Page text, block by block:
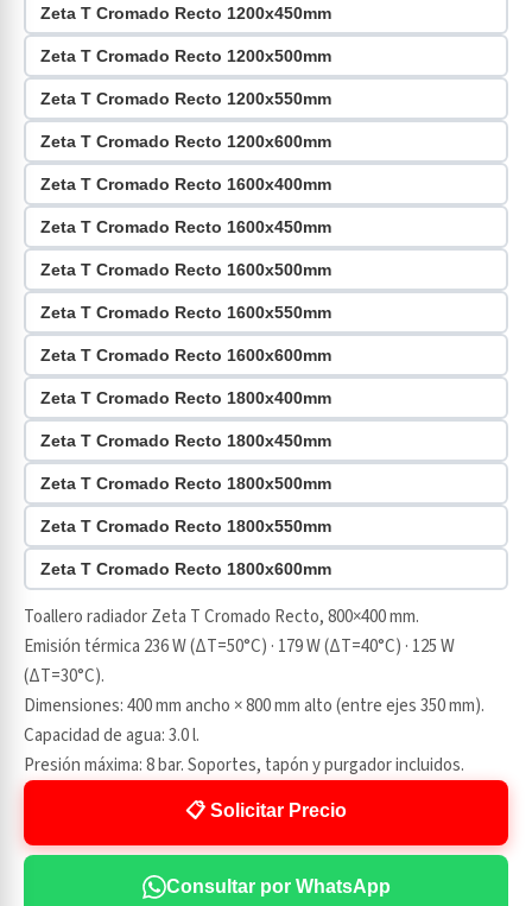
Zeta T Cromado Recto 1200x450mm
Zeta T Cromado Recto 1200x500mm
Zeta T Cromado Recto 1200x550mm
Zeta T Cromado Recto 1200x600mm
Zeta T Cromado Recto 1600x400mm
Zeta T Cromado Recto 1600x450mm
Zeta T Cromado Recto 1600x500mm
Zeta T Cromado Recto 1600x550mm
Zeta T Cromado Recto 1600x600mm
Zeta T Cromado Recto 1800x400mm
Zeta T Cromado Recto 1800x450mm
Zeta T Cromado Recto 1800x500mm
Zeta T Cromado Recto 1800x550mm
Zeta T Cromado Recto 1800x600mm
Toallero radiador Zeta T Cromado Recto, 800×400 mm.
Emisión térmica 236 W (ΔT=50°C) · 179 W (ΔT=40°C) · 125 W
(ΔT=30°C).
Dimensiones: 400 mm ancho × 800 mm alto (entre ejes 350 mm).
Capacidad de agua: 3.0 l.
Presión máxima: 8 bar. Soportes, tapón y purgador incluidos.
📋 Solicitar Precio
Consultar por WhatsApp